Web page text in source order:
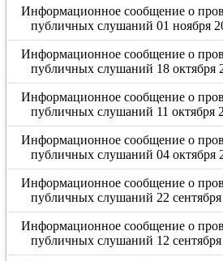
Информационное сообщение о
публичных слушаний 01 ноября
Информационное сообщение о
публичных слушаний 18 октября
Информационное сообщение о
публичных слушаний 11 октября
Информационное сообщение о
публичных слушаний 04 октября
Информационное сообщение о
публичных слушаний 22 сентября
Информационное сообщение о
публичных слушаний 12 сентября